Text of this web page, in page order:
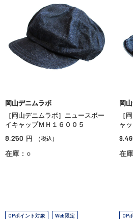
岡山デニムラボ
［岡山デニムラボ］ニュースボー
イキャップＭＨ１６００５
8,250 円 （税込）
在庫：○
岡
［
ャ
在
OPポイント対象 Web限定 OP